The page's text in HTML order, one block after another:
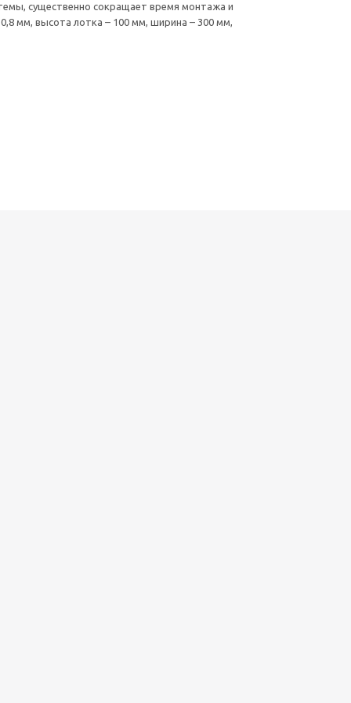
существенно сокращает время монтажа и
мм, высота лотка – 100 мм, ширина – 300 мм,